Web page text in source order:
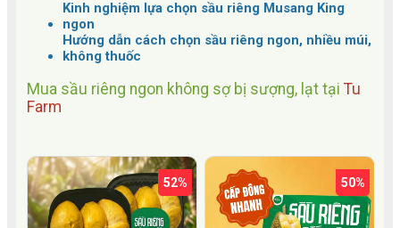
Kinh nghiệm lựa chọn sầu riêng Musang King
ngon
Hướng dẫn cách chọn sầu riêng ngon, nhiều múi,
không thuốc
Mua sầu riêng ngon không sợ bị sượng, lạt tại Tu
Farm
52% 50%